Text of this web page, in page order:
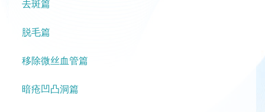
去斑篇
脱毛篇
移除微丝血管篇
暗疮凹凸洞篇